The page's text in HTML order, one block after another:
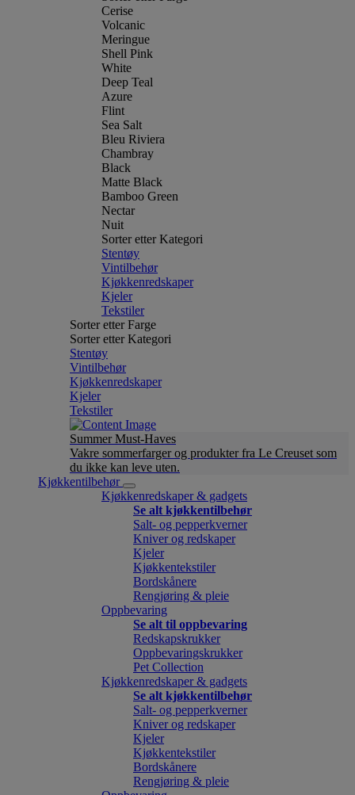
Cerise
Volcanic
Meringue
Shell Pink
White
Deep Teal
Azure
Flint
Sea Salt
Bleu Riviera
Chambray
Black
Matte Black
Bamboo Green
Nectar
Nuit
Sorter etter Kategori
Stentøy
Vintilbehør
Kjøkkenredskaper
Kjeler
Tekstiler
Sorter etter Farge
Sorter etter Kategori
Stentøy
Vintilbehør
Kjøkkenredskaper
Kjeler
Tekstiler
Summer Must-Haves
Vakre sommerfarger og produkter fra Le Creuset som
du ikke kan leve uten.
Kjøkkentilbehør
Kjøkkenredskaper & gadgets
Se alt kjøkkentilbehør
Salt- og pepperkverner
Kniver og redskaper
Kjeler
Kjøkkentekstiler
Bordskånere
Rengjøring & pleie
Oppbevaring
Se alt til oppbevaring
Redskapskrukker
Oppbevaringskrukker
Pet Collection
Kjøkkenredskaper & gadgets
Se alt kjøkkentilbehør
Salt- og pepperkverner
Kniver og redskaper
Kjeler
Kjøkkentekstiler
Bordskånere
Rengjøring & pleie